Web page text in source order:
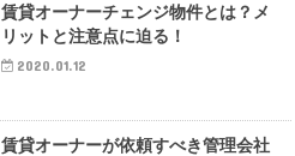
賃貸オーナーチェンジ物件とは？メ
リットと注意点に迫る！
2020.01.12
賃貸オーナーが依頼すべき管理会社